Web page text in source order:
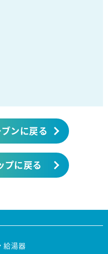
ンに戻る
プに戻る
給湯器